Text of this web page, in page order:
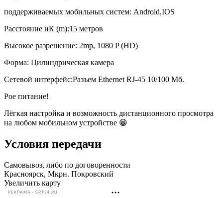
поддерживаемых мобильных систем: Android,IOS
Расстояние иК (m):15 метров
Высокое разрешение: 2mp, 1080 P (HD)
Форма: Цилиндрическая камера
Сетевой интерфейс:Разъем Ethernet RJ-45 10/100 Mб.
Poe питание!
Лёгкая настройка и возможность дистанционного просмотра
на любом мобильном устройстве 😁
Условия передачи
Самовывоз, либо по договоренности
Красноярск, Мкрн. Покровский
Увеличить карту
РЕКЛАМА • SRT24.RU